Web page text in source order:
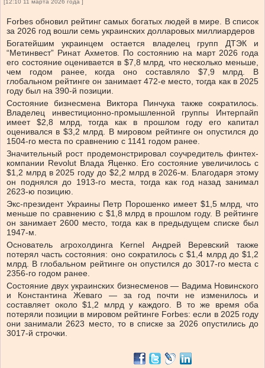
[12:10 11 марта 2026 года ]
Forbes обновил рейтинг самых богатых людей в мире. В список
за 2026 год вошли семь украинских долларовых миллиардеров
Богатейшим украинцем остается владелец групп ДТЭК и
“Метинвест” Ринат Ахметов. По состоянию на март 2026 года
его состояние оценивается в $7,8 млрд, что несколько меньше,
чем годом ранее, когда оно составляло $7,9 млрд. В
глобальном рейтинге он занимает 472-е место, тогда как в 2025
году был на 390-й позиции.
Состояние бизнесмена Виктора Пинчука также сократилось.
Владелец инвестиционно-промышленной группы Интерпайп
имеет $2,8 млрд, тогда как в прошлом году его капитал
оценивался в $3,2 млрд. В мировом рейтинге он опустился до
1504-го места по сравнению с 1141 годом ранее.
Значительный рост продемонстрировал соучредитель финтех-
компании Revolut Влада Яценко. Его состояние увеличилось с
$1,2 млрд в 2025 году до $2,2 млрд в 2026-м. Благодаря этому
он поднялся до 1913-го места, тогда как год назад занимал
2623-ю позицию.
Экс-президент Украины Петр Порошенко имеет $1,5 млрд, что
меньше по сравнению с $1,8 млрд в прошлом году. В рейтинге
он занимает 2600 место, тогда как в предыдущем списке был
1947-м.
Основатель агрохолдинга Kernel Андрей Веревский также
потерял часть состояния: оно сократилось с $1,4 млрд до $1,2
млрд. В глобальном рейтинге он опустился до 3017-го места с
2356-го годом ранее.
Состояние двух украинских бизнесменов — Вадима Новинского
и Константина Жеваго — за год почти не изменилось и
составляет около $1,2 млрд у каждого. В то же время оба
потеряли позиции в мировом рейтинге Forbes: если в 2025 году
они занимали 2623 место, то в списке за 2026 опустились до
3017-й строчки.